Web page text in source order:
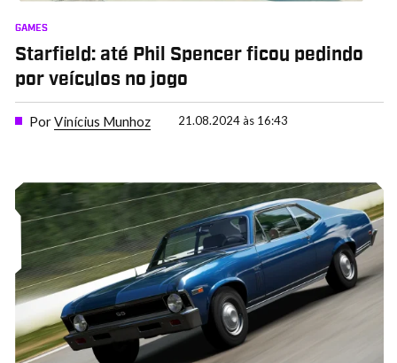
GAMES
Starfield: até Phil Spencer ficou pedindo
por veículos no jogo
PorVinícius Munhoz 21.08.2024 às 16:43